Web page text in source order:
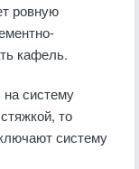
ровную
кафель.
систему
то
систему